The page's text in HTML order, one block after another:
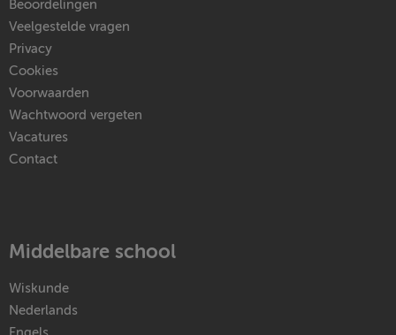
Beoordelingen
Veelgestelde vragen
Privacy
Cookies
Voorwaarden
Wachtwoord vergeten
Vacatures
Contact
Middelbare school
Wiskunde
Nederlands